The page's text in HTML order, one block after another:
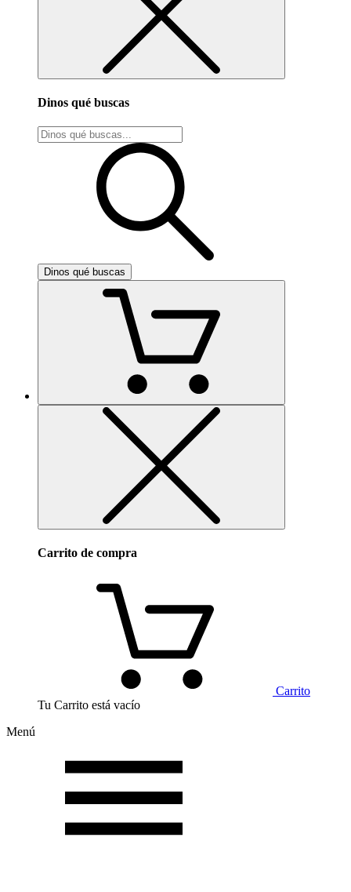
Dinos qué buscas
Dinos qué buscas
Carrito de compra
Carrito
Tu Carrito está vacío
Menú